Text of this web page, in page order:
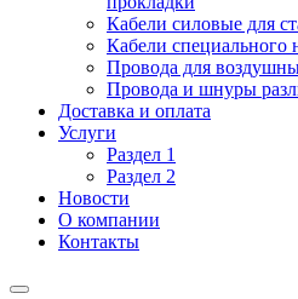
Кабели силовые для
Кабели специального
Провода для
Провода и шнуры
Доставка и оплата
Услуги
Раздел 1
Раздел 2
Новости
О компании
Контакты